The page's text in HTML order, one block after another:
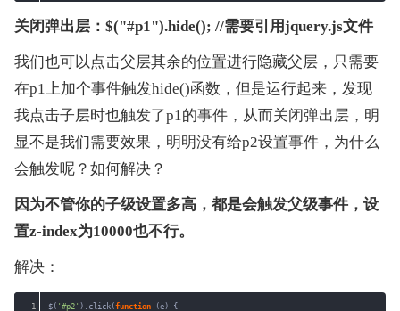
关闭弹出层：$("#p1").hide(); //需要引用jquery.js文件
我们也可以点击父层其余的位置进行隐藏父层，只需要
在p1上加个事件触发hide()函数，但是运行起来，发现
我点击子层时也触发了p1的事件，从而关闭弹出层，明
显不是我们需要效果，明明没有给p2设置事件，为什么
会触发呢？如何解决？
因为不管你的子级设置多高，都是会触发父级事件，设
置z-index为10000也不行。
解决：
1
$( '#p2' ).click(function
(e) {